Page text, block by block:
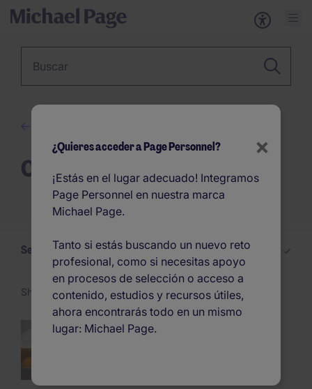
Candidatos
Selecciona un Candidatos tema
Showing 1 -24of 176 articles
Cómo escribir una
×
¿Quieres acceder a Page Personnel?
¡Estás en el lugar adecuado! Integramos
Page Personnel en nuestra marca
Michael Page.
Tanto si estás buscando un nuevo reto
profesional, como si necesitas apoyo
en procesos de selección o acceso a
contenido, estudios y recursos útiles,
ahora encontrarás todo en un mismo
lugar: Michael Page.